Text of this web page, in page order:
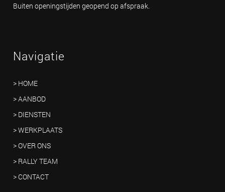
Buiten openingstijden geopend op afspraak.
Navigatie
> HOME
> AANBOD
> DIENSTEN
> WERKPLAATS
> OVER ONS
> RALLY TEAM
> CONTACT